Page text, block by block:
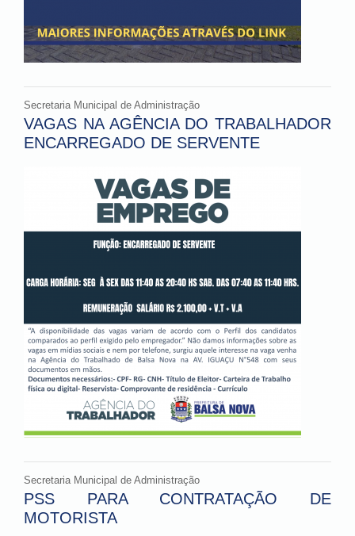
Secretaria Municipal de Administração
VAGAS NA AGÊNCIA DO TRABALHADOR
ENCARREGADO DE SERVENTE
Secretaria Municipal de Administração
PSS PARA CONTRATAÇÃO DE
MOTORISTA